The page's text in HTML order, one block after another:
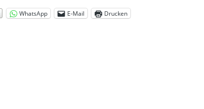
WhatsApp
E-Mail Drucken